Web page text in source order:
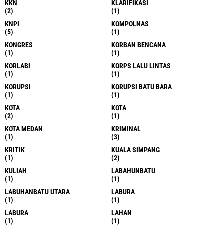
KKN
(2)
KLARIFIKASI
(1)
KNPI
(5)
KOMPOLNAS
(1)
KONGRES
(1)
KORBAN BENCANA
(1)
KORLABI
(1)
KORPS LALU LINTAS
(1)
KORUPSI
(1)
KORUPSI BATU BARA
(1)
KOTA
(2)
KOTA
(1)
KOTA MEDAN
(1)
KRIMINAL
(3)
KRITIK
(1)
KUALA SIMPANG
(2)
KULIAH
(1)
LABAHUNBATU
(1)
LABUHANBATU UTARA
(1)
LABURA
(1)
LABURA
(1)
LAHAN
(1)